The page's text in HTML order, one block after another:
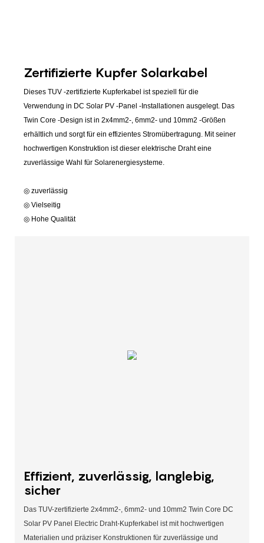
Zertifizierte Kupfer Solarkabel
Dieses TUV -zertifizierte Kupferkabel ist speziell für die
Verwendung in DC Solar PV -Panel -Installationen ausgelegt. Das
Twin Core -Design ist in 2x4mm2-, 6mm2- und 10mm2 -Größen
erhältlich und sorgt für ein effizientes Stromübertragung. Mit seiner
hochwertigen Konstruktion ist dieser elektrische Draht eine
zuverlässige Wahl für Solarenergiesysteme.
◎ zuverlässig
◎ Vielseitig
◎ Hohe Qualität
Effizient, zuverlässig, langlebig,
sicher
Das TUV-zertifizierte 2x4mm2-, 6mm2- und 10mm2 Twin Core DC
Solar PV Panel Electric Draht-Kupferkabel ist mit hochwertigen
Materialien und präziser Konstruktionen für zuverlässige und